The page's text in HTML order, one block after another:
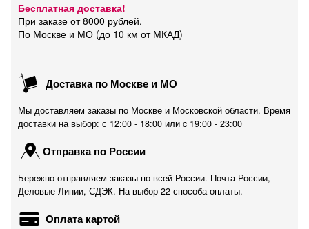
Бесплатная доставка!
При заказе от 8000 рублей.
По Москве и МО (до 10 км от МКАД)
Доставка по Москве и МО
Мы доставляем заказы по Москве и Московской области. Время
доставки на выбор: с 12:00 - 18:00 или c 19:00 - 23:00
Отправка по России
Бережно отправляем заказы по всей России. Почта России,
Деловые Линии, СДЭК. На выбор 22 способа оплаты.
Оплата картой